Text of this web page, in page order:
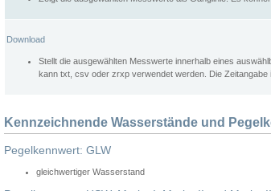
Download
Stellt die ausgewählten Messwerte innerhalb eines
kann txt, csv oder zrxp verwendet werden. Die Zeitangabe
Kennzeichnende Wasserstände und
Pegelkennwert: GLW
gleichwertiger Wasserstand